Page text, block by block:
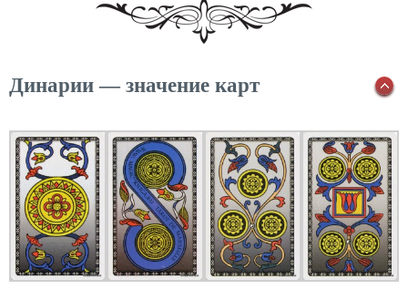
Динарии — значение карт